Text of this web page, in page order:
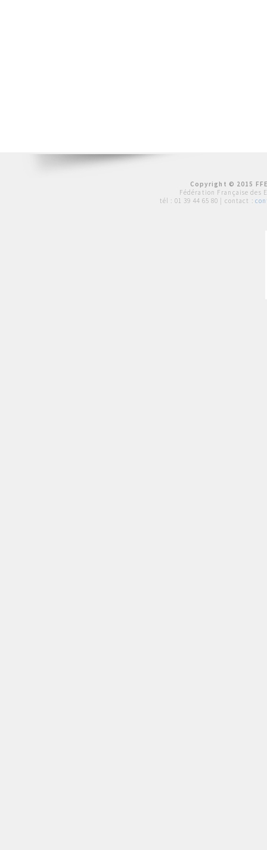
Copyright © 2015
Fédération Française des
tél : 01 39 44 65 80 | contact :